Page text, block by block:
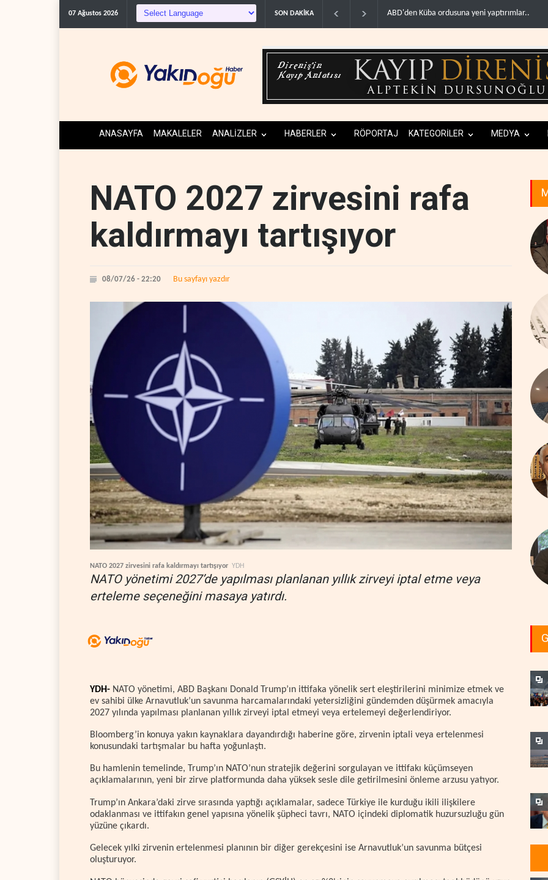
07 Ağustos 2026 SON DAKİKA
ABD'den Küba ordusuna yeni yaptırımlar.. Fars ajansı: İran ve Umman Hürmüz Boğazı
ANASAYFA MAKALELER ANALİZLER HABERLER RÖPORTAJ KATEGORİLER MEDYA
NATO 2027 zirvesini rafa
kaldırmayı tartışıyor
08/07/26 - 22:20 Bu sayfayı yazdır
NATO 2027 zirvesini rafa kaldırmayı tartışıyor YDH
NATO yönetimi 2027’de yapılması planlanan yıllık zirveyi iptal etme veya
erteleme seçeneğini masaya yatırdı.
YDH- NATO yönetimi, ABD Başkanı Donald Trump’ın ittifaka yönelik sert eleştirilerini minimize etmek ve
ev sahibi ülke Arnavutluk’un savunma harcamalarındaki yetersizliğini gündemden düşürmek amacıyla
2027 yılında yapılması planlanan yıllık zirveyi iptal etmeyi veya ertelemeyi değerlendiriyor.
Bloomberg’in konuya yakın kaynaklara dayandırdığı haberine göre, zirvenin iptali veya ertelenmesi
konusundaki tartışmalar bu hafta yoğunlaştı.
Bu hamlenin temelinde, Trump’ın NATO’nun stratejik değerini sorgulayan ve ittifakı küçümseyen
açıklamalarının, yeni bir zirve platformunda daha yüksek sesle dile getirilmesini önleme arzusu yatıyor.
Trump’ın Ankara’daki zirve sırasında yaptığı açıklamalar, sadece Türkiye ile kurduğu ikili ilişkilere
odaklanması ve ittifakın genel yapısına yönelik şüpheci tavrı, NATO içindeki diplomatik huzursuzluğu gün
yüzüne çıkardı.
Gelecek yılki zirvenin ertelenmesi planının bir diğer gerekçesini ise Arnavutluk’un savunma bütçesi
oluşturuyor.